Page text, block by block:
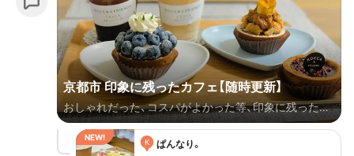
京都市 印象に残ったカフェ【随時更新】
おしゃれだった、コスパがよかった等、印象に残った京
都カフェを載せていきます。
K ぱんなり。